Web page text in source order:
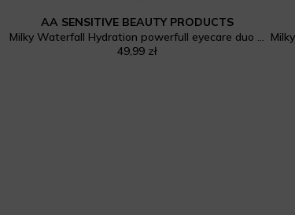
AA SENSITIVE BEAUTY PRODUCTS
Milky Waterfall Hydration powerfull eyecare duo Serum na dzień + krem na noc
49,99 zł